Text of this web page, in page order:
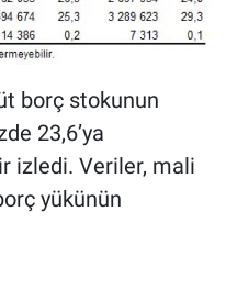
borç stokunun
23,6’ya
izledi. Veriler, mali
yükünün